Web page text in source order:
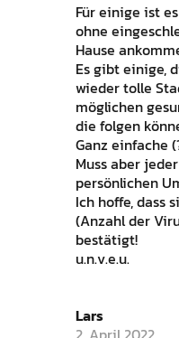
Für einige ist
ohne
Hause
Es gibt einige,
wieder tolle
möglichen
die folgen
Ganz einfache
Muss aber
persönlichen
Ich hoffe, dass
(Anzahl der
bestätigt!
u.n.v.e.u.
Lars